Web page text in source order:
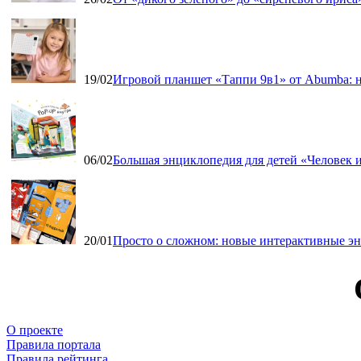
19/02Игровой планшет «Таппи 9в1» от Abumba:
06/02Большая энциклопедия для детей
20/01Просто о сложном: новые интерактивные
О проекте
Правила портала